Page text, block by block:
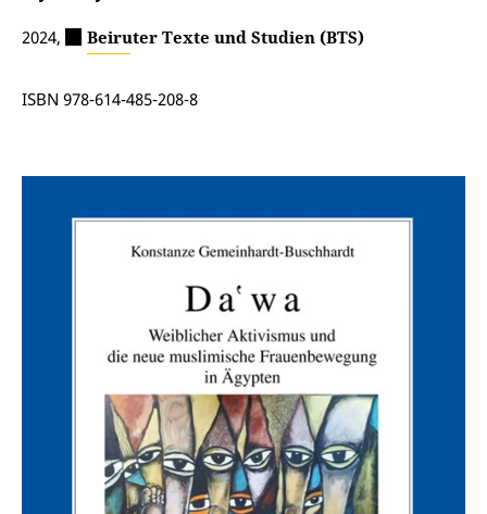
2024, Beiruter Texte und Studien (BTS)
ISBN 978-614-485-208-8